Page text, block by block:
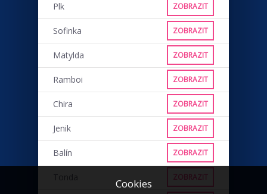
Plk ZOBRAZIT
Sofinka ZOBRAZIT
Matylda ZOBRAZIT
Ramboi ZOBRAZIT
Chira ZOBRAZIT
Jenik ZOBRAZIT
Balín ZOBRAZIT
Tonda ZOBRAZIT
Cookies